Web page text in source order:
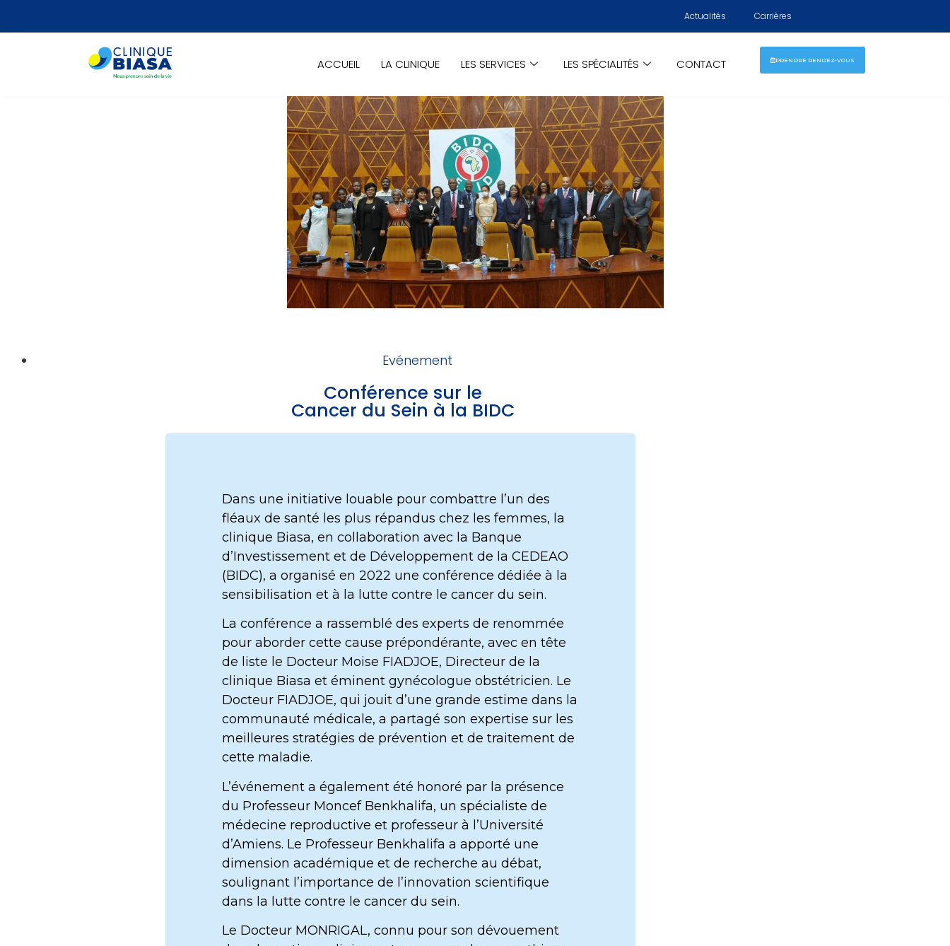
Actualités Carrières
ACCUEIL LA CLINIQUE LES SERVICES LES SPÉCIALITÉS CONTACT PRENDRE RENDEZ-VOUS
Evénement
Conférence sur le
Cancer du Sein à la BIDC
Dans une initiative louable pour combattre l’un des
fléaux de santé les plus répandus chez les femmes, la
clinique Biasa, en collaboration avec la Banque
d’Investissement et de Développement de la CEDEAO
(BIDC), a organisé en 2022 une conférence dédiée à la
sensibilisation et à la lutte contre le cancer du sein.
La conférence a rassemblé des experts de renommée
pour aborder cette cause prépondérante, avec en tête
de liste le Docteur Moise FIADJOE, Directeur de la
clinique Biasa et éminent gynécologue obstétricien. Le
Docteur FIADJOE, qui jouit d’une grande estime dans la
communauté médicale, a partagé son expertise sur les
meilleures stratégies de prévention et de traitement de
cette maladie.
L’événement a également été honoré par la présence
du Professeur Moncef Benkhalifa, un spécialiste de
médecine reproductive et professeur à l’Université
d’Amiens. Le Professeur Benkhalifa a apporté une
dimension académique et de recherche au débat,
soulignant l’importance de l’innovation scientifique
dans la lutte contre le cancer du sein.
Le Docteur MONRIGAL, connu pour son dévouement